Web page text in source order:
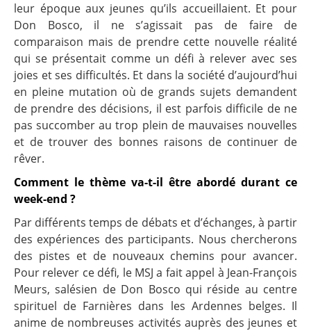
leur époque aux jeunes qu’ils accueillaient. Et pour
Don Bosco, il ne s’agissait pas de faire de
comparaison mais de prendre cette nouvelle réalité
qui se présentait comme un défi à relever avec ses
joies et ses difficultés. Et dans la société d’aujourd’hui
en pleine mutation où de grands sujets demandent
de prendre des décisions, il est parfois difficile de ne
pas succomber au trop plein de mauvaises nouvelles
et de trouver des bonnes raisons de continuer de
rêver.
Comment le thème va-t-il être abordé durant ce
week-end ?
Par différents temps de débats et d’échanges, à partir
des expériences des participants. Nous chercherons
des pistes et de nouveaux chemins pour avancer.
Pour relever ce défi, le MSJ a fait appel à Jean-François
Meurs, salésien de Don Bosco qui réside au centre
spirituel de Farnières dans les Ardennes belges. Il
anime de nombreuses activités auprès des jeunes et